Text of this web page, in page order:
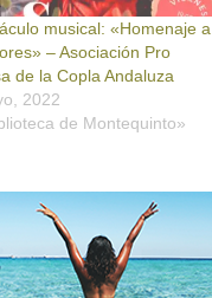
musical: «Homenaje a
– Asociación Pro
de la Copla Andaluza
2022
de Montequinto»